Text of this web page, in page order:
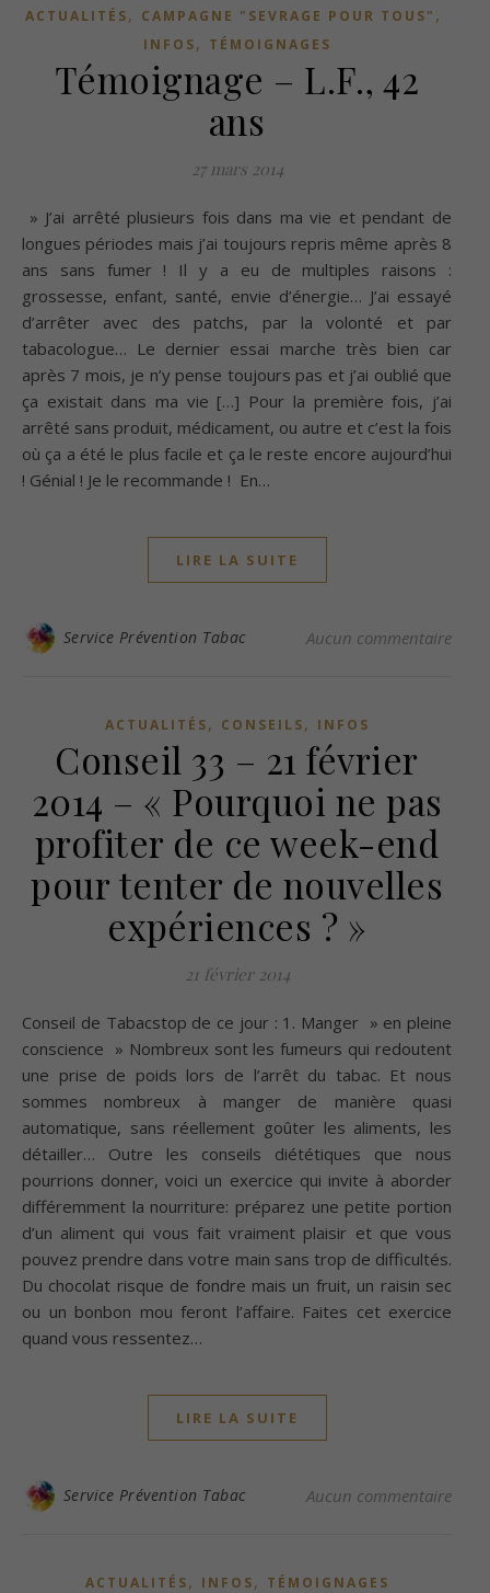
ACTUALITÉS, CAMPAGNE "SEVRAGE POUR TOUS" ,
INFOS, TÉMOIGNAGES
Témoignage – L.F., 42
ans
27 mars 2014
» J’ai arrêté plusieurs fois dans ma vie et pendant de
longues périodes mais j’ai toujours repris même après 8
ans sans fumer ! Il y a eu de multiples raisons :
grossesse, enfant, santé, envie d’énergie… J’ai essayé
d’arrêter avec des patchs, par la volonté et par
tabacologue… Le dernier essai marche très bien car
après 7 mois, je n’y pense toujours pas et j’ai oublié que
ça existait dans ma vie […] Pour la première fois, j’ai
arrêté sans produit, médicament, ou autre et c’est la fois
où ça a été le plus facile et ça le reste encore aujourd’hui
! Génial ! Je le recommande ! En…
LIRE LA SUITE
Service Prévention Tabac Aucun commentaire
ACTUALITÉS, CONSEILS, INFOS
Conseil 33 – 21 février
2014 – « Pourquoi ne pas
profiter de ce week-end
pour tenter de nouvelles
expériences ? »
21 février 2014
Conseil de Tabacstop de ce jour : 1. Manger » en pleine
conscience » Nombreux sont les fumeurs qui redoutent
une prise de poids lors de l’arrêt du tabac. Et nous
sommes nombreux à manger de manière quasi
automatique, sans réellement goûter les aliments, les
détailler… Outre les conseils diététiques que nous
pourrions donner, voici un exercice qui invite à aborder
différemment la nourriture: préparez une petite portion
d’un aliment qui vous fait vraiment plaisir et que vous
pouvez prendre dans votre main sans trop de difficultés.
Du chocolat risque de fondre mais un fruit, un raisin sec
ou un bonbon mou feront l’affaire. Faites cet exercice
quand vous ressentez…
LIRE LA SUITE
Service Prévention Tabac Aucun commentaire
ACTUALITÉS, INFOS, TÉMOIGNAGES